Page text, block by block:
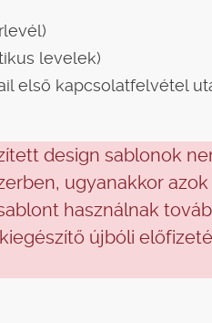
levelek)
első kapcsolatfelvétel
design sablonok
ugyanakkor azok
használnak
újbóli